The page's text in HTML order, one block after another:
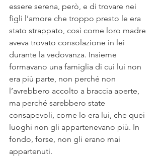
essere serena, però, e di trovare nei
figli l’amore che troppo presto le era
stato strappato, così come loro madre
aveva trovato consolazione in lei
durante la vedovanza. Insieme
formavano una famiglia di cui lui non
era più parte, non perché non
l’avrebbero accolto a braccia aperte,
ma perché sarebbero state
consapevoli, come lo era lui, che quei
luoghi non gli appartenevano più. In
fondo, forse, non gli erano mai
appartenuti.